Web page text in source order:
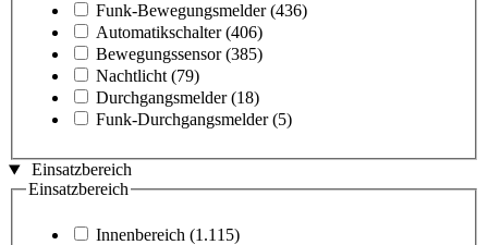
Funk-Bewegungsmelder (436)
Automatikschalter (406)
Bewegungssensor (385)
Nachtlicht (79)
Durchgangsmelder (18)
Funk-Durchgangsmelder (5)
Einsatzbereich
Einsatzbereich
Innenbereich (1.115)